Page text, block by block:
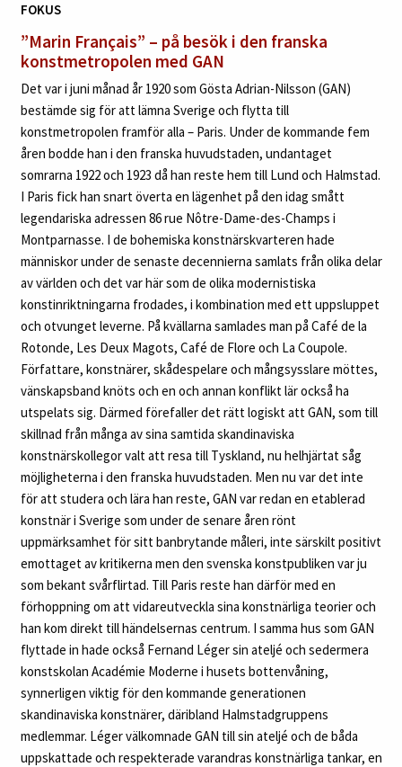
FOKUS
”Marin Français” – på besök i den franska
konstmetropolen med GAN
Det var i juni månad år 1920 som Gösta Adrian-Nilsson (GAN)
bestämde sig för att lämna Sverige och flytta till
konstmetropolen framför alla – Paris. Under de kommande fem
åren bodde han i den franska huvudstaden, undantaget
somrarna 1922 och 1923 då han reste hem till Lund och Halmstad.
I Paris fick han snart överta en lägenhet på den idag smått
legendariska adressen 86 rue Nôtre-Dame-des-Champs i
Montparnasse. I de bohemiska konstnärskvarteren hade
människor under de senaste decennierna samlats från olika delar
av världen och det var här som de olika modernistiska
konstinriktningarna frodades, i kombination med ett uppsluppet
och otvunget leverne. På kvällarna samlades man på Café de la
Rotonde, Les Deux Magots, Café de Flore och La Coupole.
Författare, konstnärer, skådespelare och mångsysslare möttes,
vänskapsband knöts och en och annan konflikt lär också ha
utspelats sig. Därmed förefaller det rätt logiskt att GAN, som till
skillnad från många av sina samtida skandinaviska
konstnärskollegor valt att resa till Tyskland, nu helhjärtat såg
möjligheterna i den franska huvudstaden. Men nu var det inte
för att studera och lära han reste, GAN var redan en etablerad
konstnär i Sverige som under de senare åren rönt
uppmärksamhet för sitt banbrytande måleri, inte särskilt positivt
emottaget av kritikerna men den svenska konstpubliken var ju
som bekant svårflirtad. Till Paris reste han därför med en
förhoppning om att vidareutveckla sina konstnärliga teorier och
han kom direkt till händelsernas centrum. I samma hus som GAN
flyttade in hade också Fernand Léger sin ateljé och sedermera
konstskolan Académie Moderne i husets bottenvåning,
synnerligen viktig för den kommande generationen
skandinaviska konstnärer, däribland Halmstadgruppens
medlemmar. Léger välkomnade GAN till sin ateljé och de båda
uppskattade och respekterade varandras konstnärliga tankar, en